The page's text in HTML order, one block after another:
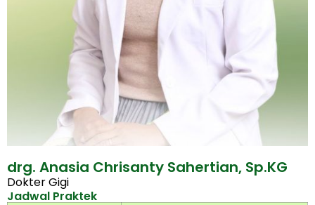
drg. Anasia Chrisanty Sahertian, Sp.KG
Dokter Gigi
Jadwal Praktek